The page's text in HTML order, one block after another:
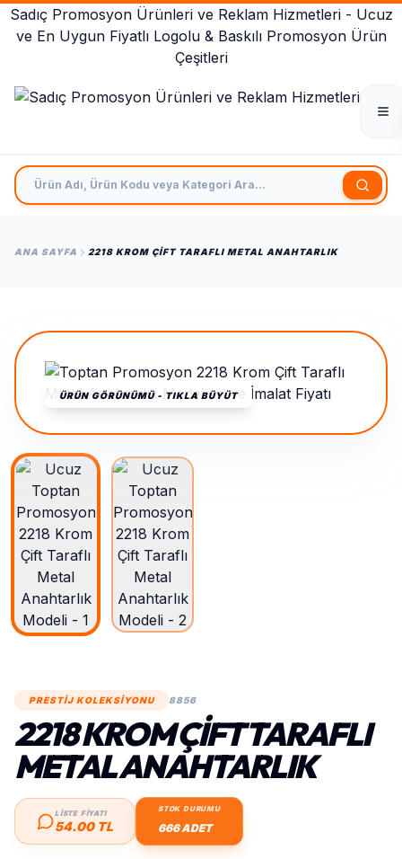
Sadıç Promosyon Ürünleri ve Reklam Hizmetleri - Ucuz
ve En Uygun Fiyatlı Logolu & Baskılı Promosyon Ürün
Çeşitleri
Ürün Adı, Ürün Kodu veya Kategori Ara
ANA SAYFA 2218 KROM ÇIFT TARAFLI METAL ANAHTARLIK
ÜRÜN GÖRÜNÜMÜ - TIKLA BÜYÜT
PRESTİJ KOLEKSİYONU 8856
2218 KROM ÇIFT TARAFLI
METAL ANAHTARLIK
LİSTE FİYATI
54.00 TL
STOK DURUMU
666 ADET